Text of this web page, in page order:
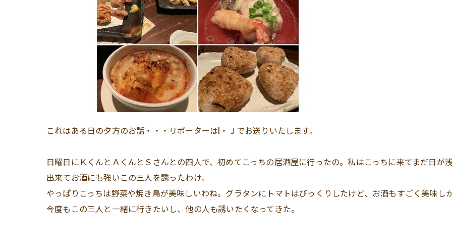
これはある日の夕方のお話・・・リポーターはI・Ｊでお送りいたします。
日曜日にＫくんとＡくんとＳさんとの四人で、初めてこっちの居酒屋に行ったの。私はこっちに来てまだ日が
出来てお酒にも強いこの三人を誘ったわけ。
やっぱりこっちは野菜や焼き鳥が美味しいわね。グラタンにトマトはびっくりしたけど、お酒もすごく美味し
今度もこの三人と一緒に行きたいし、他の人も誘いたくなってきた。